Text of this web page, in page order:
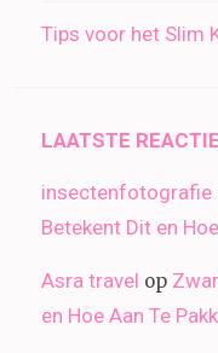
Tips voor het Slim
LAATSTE
insectenfotografie
Betekent Dit en
Asra travel op
en Hoe Aan Te